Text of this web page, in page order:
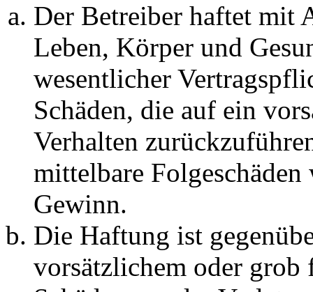
Der Betreiber haftet mit
Leben, Körper und
wesentlicher
Schäden, die auf ein
Verhalten
mittelbare Folgeschäden
Gewinn.
Die Haftung ist
vorsätzlichem oder grob